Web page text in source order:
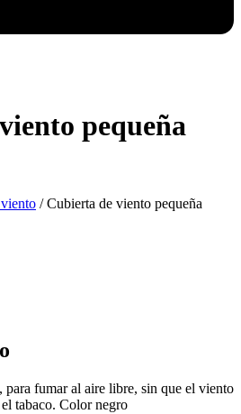
pequeña
/ Cubierta de viento pequeña
fumar al aire libre, sin que el viento
tabaco. Color negro